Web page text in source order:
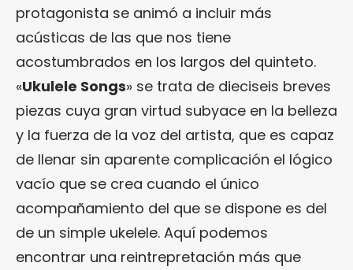
protagonista se animó a incluir más
acústicas de las que nos tiene
acostumbrados en los largos del quinteto.
«Ukulele Songs» se trata de dieciseis breves
piezas cuya gran virtud subyace en la belleza
y la fuerza de la voz del artista, que es capaz
de llenar sin aparente complicación el lógico
vacío que se crea cuando el único
acompañamiento del que se dispone es del
de un simple ukelele. Aquí podemos
encontrar una reintrepretación más que